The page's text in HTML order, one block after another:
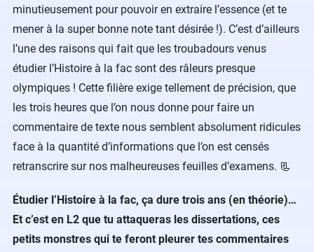
minutieusement pour pouvoir en extraire l’essence (et te
mener à la super bonne note tant désirée !). C’est d’ailleurs
l’une des raisons qui fait que les troubadours venus
étudier l’Histoire à la fac sont des râleurs presque
olympiques ! Cette filière exige tellement de précision, que
les trois heures que l’on nous donne pour faire un
commentaire de texte nous semblent absolument ridicules
face à la quantité d’informations que l’on est censés
retranscrire sur nos malheureuses feuilles d’examens. 📃
Étudier l’Histoire à la fac, ça dure trois ans (en théorie)…
Et c’est en L2 que tu attaqueras les dissertations, ces
petits monstres qui te feront pleurer tes commentaires